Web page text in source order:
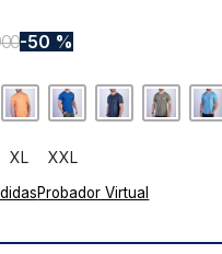
50 %
XL XXL
Probador Virtual
cuero